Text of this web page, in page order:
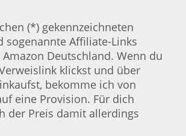
(*) gekennzeichneten
sogenannte Affiliate-Links
Amazon Deutschland. Wenn du
klickst und über
bekomme ich von
eine Provision. Für dich
der Preis damit allerdings